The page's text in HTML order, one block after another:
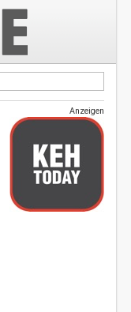
Anzeigen